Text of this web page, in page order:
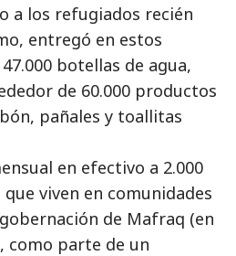
a los refugiados recién
entregó en estos
botellas de agua,
de 60.000 productos
pañales y toallitas
en efectivo a 2.000
viven en comunidades
de Mafraq (en
como parte de un